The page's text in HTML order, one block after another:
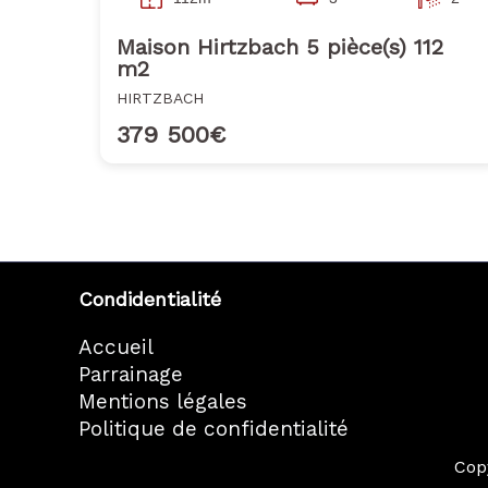
Maison Hirtzbach 5 pièce(s) 112
m2
HIRTZBACH
379 500€
Condidentialité
Accueil
Parrainage
Mentions légales
Politique de confidentialité